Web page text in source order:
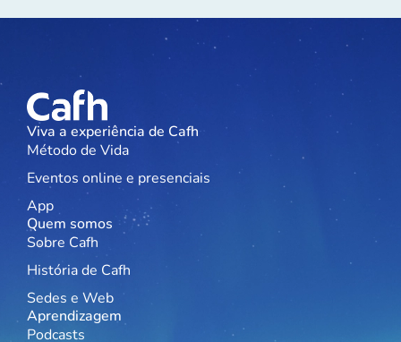
Viva a experiência de Cafh
Método de Vida
Eventos online e presenciais
App
Quem somos
Sobre Cafh
História de Cafh
Sedes e Web
Aprendizagem
Podcasts